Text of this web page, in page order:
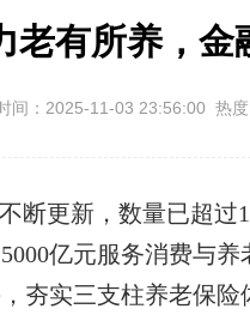
老有所养，金
间：2025-11-03 23:56:00 热
更新，数量已超过
亿元服务消费与
实三支柱养老保险